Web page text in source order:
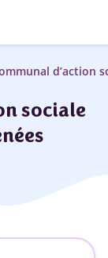
d’action
sociale